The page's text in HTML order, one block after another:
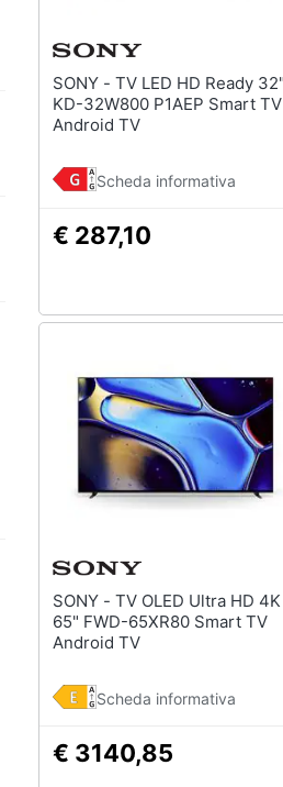
SONY - TV LED HD Ready 32"
KD-32W800 P1AEP Smart TV
Android TV
Scheda informativa
€ 287,10
SONY - TV OLED Ultra HD 4K
65" FWD-65XR80 Smart TV
Android TV
Scheda informativa
€ 3140,85